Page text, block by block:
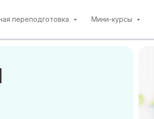
переподготовка Мини-курсы